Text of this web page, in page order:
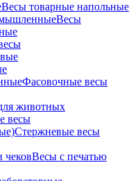
Весы товарные напольные
Весы
Фасовочные весы
животных
весы
Стержневые весы
Весы c печатью